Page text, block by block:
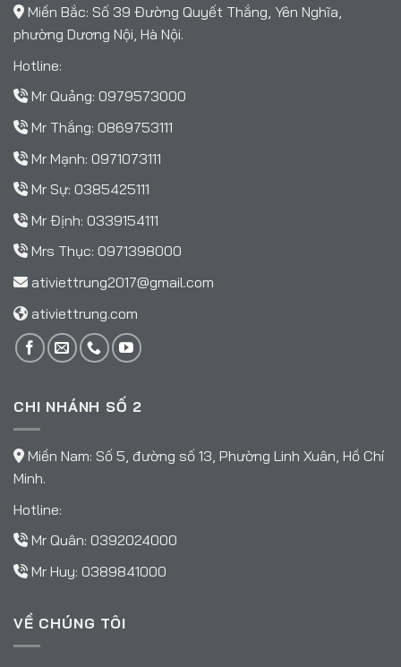
Miền Bắc: Số 39 Đường Quyết Thắng, Yên Nghĩa,
phường Dương Nội, Hà Nội.
Hotline:
Mr Quảng: 0979573000
Mr Thắng: 0869753111
Mr Mạnh: 0971073111
Mr Sự: 0385425111
Mr Định: 0339154111
Mrs Thục: 0971398000
ativiettrung2017@gmail.com
ativiettrung.com
CHI NHÁNH SỐ 2
Miền Nam: Số 5, đường số 13, Phường Linh Xuân, Hồ Chí
Minh.
Hotline:
Mr Quân: 0392024000
Mr Huy: 0389841000
VỀ CHÚNG TÔI